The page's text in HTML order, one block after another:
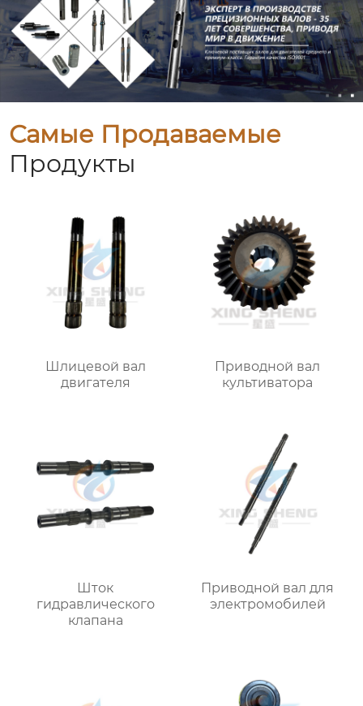
Самые Продаваемые
Продукты
Шлицевой вал
двигателя
Приводной вал
культиватора
Шток
гидравлического
клапана
Приводной вал для
электромобилей